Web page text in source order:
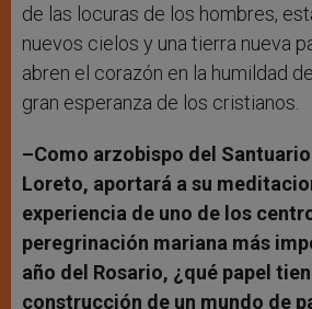
de las locuras de los hombres,
nuevos cielos y una tierra nueva
abren el corazón en la humildad
gran esperanza de los cristianos.
–Como arzobispo del
Loreto, aportará a su
experiencia de uno de los
peregrinación mariana más
año del Rosario, ¿qué papel
construcción de un mundo de